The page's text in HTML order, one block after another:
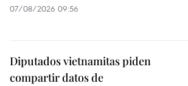
07/08/2026 09:56
Diputados vietnamitas piden
compartir datos de